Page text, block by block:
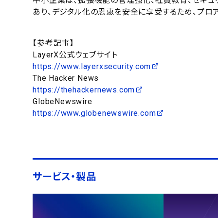
あり、デジタル化の恩恵を安全に享受するため、プ
【参考記事】
LayerX公式ウェブサイト
https://www.layerxsecurity.com
The Hacker News
https://thehackernews.com
GlobeNewswire
https://www.globenewswire.com
サービス・製品